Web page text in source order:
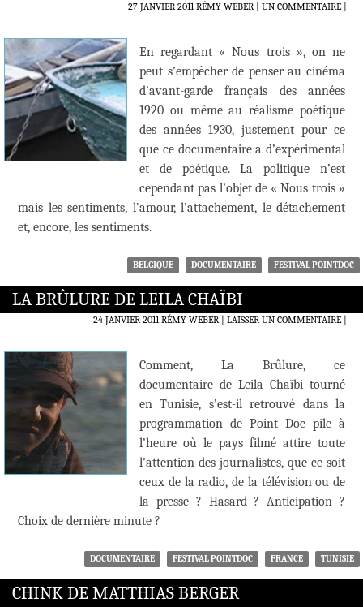
27 JANVIER 2011 RÉMY WEBER UN COMMENTAIRE|
En regardant « Nous trois », on ne
peut s’empêcher de penser au cinéma
d’avant-garde français des années
1920 ou même au réalisme poétique
des années 1930, justement pour ce
que ce documentaire a d’expérimental
et de poétique. La politique n’est
cependant pas l’objet de « Nous trois »
mais les sentiments, l’amour, l’attachement, le détachement
et, encore, les sentiments.
BELGIQUE DOCUMENTAIRE FESTIVAL POINTDOC
LA BRÛLURE DE LEILA CHAÏBI
24 JANVIER 2011 RÉMY WEBER LAISSER UN COMMENTAIRE|
Comment, La Brûlure, ce
documentaire de Leila Chaïbi tourné
en Tunisie, s’est-il retrouvé dans la
programmation de Point Doc pile à
l’heure où le pays filmé attire toute
l’attention des journalistes, que ce soit
ceux de la radio, de la télévision ou de
la presse ? Hasard ? Anticipation ?
Choix de dernière minute ?
DOCUMENTAIRE FESTIVAL POINTDOC FRANCE TUNISIE
CHINK DE MATTHIAS BERGER